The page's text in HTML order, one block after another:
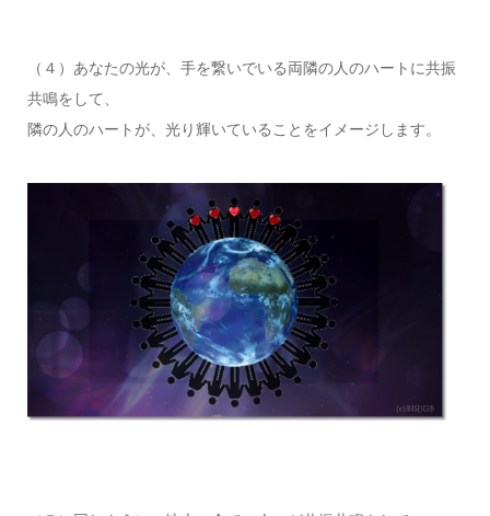
（４）あなたの光が、手を繋いでいる両隣の人のハートに共振
共鳴をして、
隣の人のハートが、光り輝いていることをイメージします。